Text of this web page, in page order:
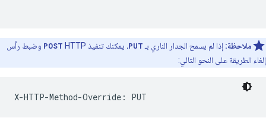
ملاحظة: إذا لم يسمح الجدار الناري بـ PUT، يمكنك تنفيذ HTTP POST وضبط رأس
إلغاء الطريقة على النحو التالي:
X-HTTP-Method-Override: PUT